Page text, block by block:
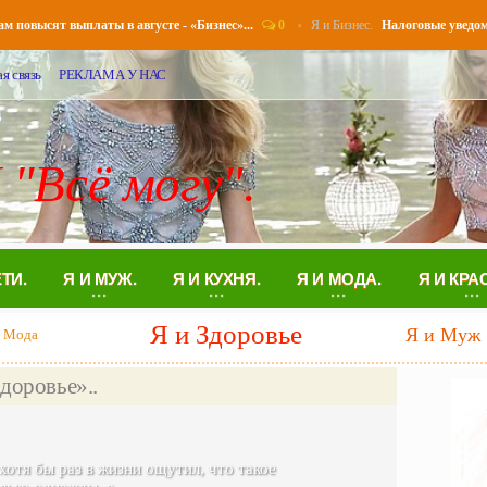
выплаты в августе - «Бизнес»... 0 Я и Бизнес. Налоговые
связь РЕКЛАМА У НАС
могу".
Я И МУЖ. Я И КУХНЯ. Я И МОДА. Я И
Здоровье Я и Муж Я и Кухня
Люде - 27, она работает в